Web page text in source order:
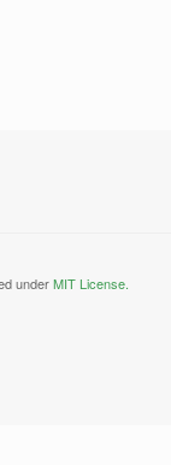
underMIT License.